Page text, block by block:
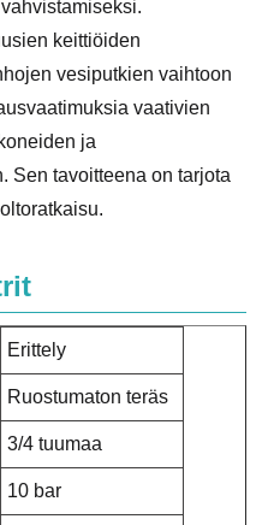
keittiöiden
vesiputkien vaihtoon
vaativien
ja
Sen tavoitteena on tarjota
Erittely
Ruostumaton teräs
3/4 tuumaa
10 bar